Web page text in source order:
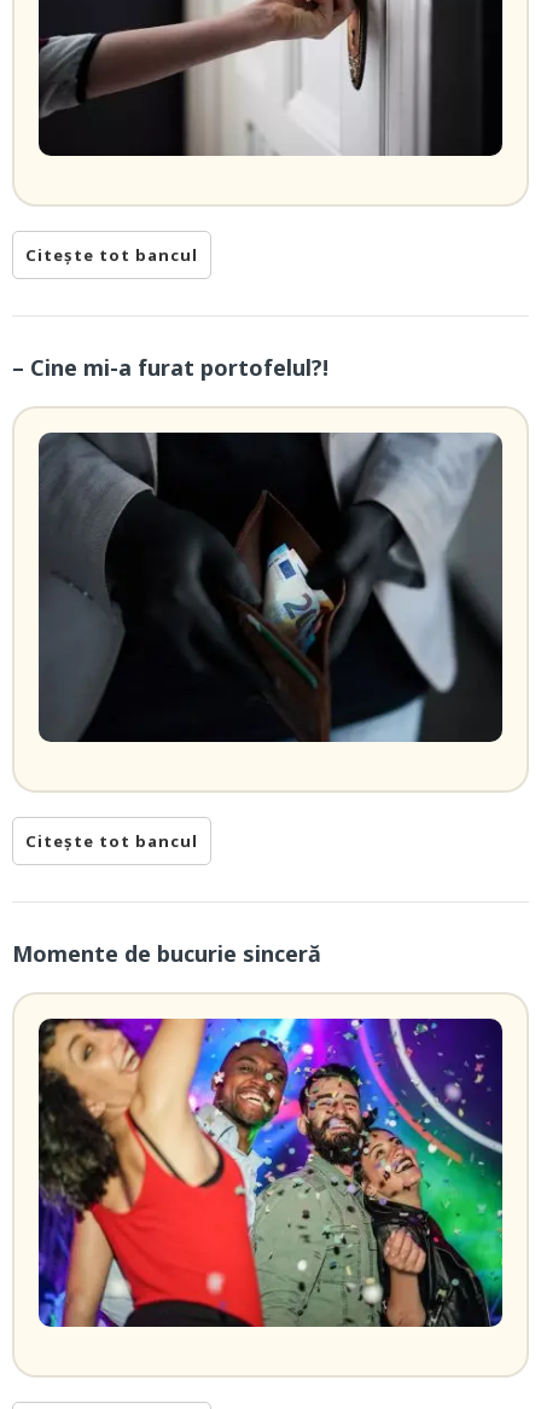
Citește tot bancul
– Cine mi-a furat portofelul?!
Citește tot bancul
Momente de bucurie sinceră